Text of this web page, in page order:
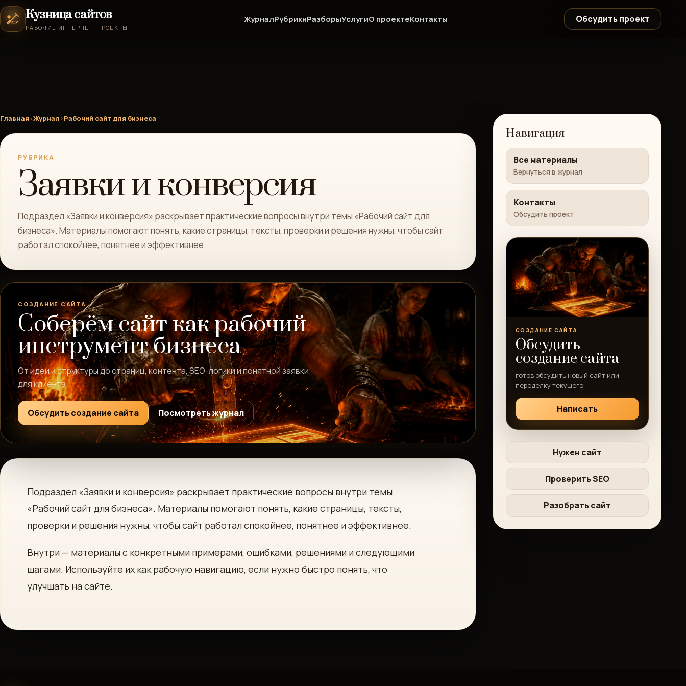
Кузница сайтов
РАБОЧИЕ ИНТЕРНЕТ-ПРОЕКТЫ
ЖурналРубрикиРазборыУслугиО проектеКонтакты Обсудить проект
Главная›Журнал›Рабочий сайт для бизнеса
РУБРИКА
Заявки и конверсия
Подраздел «Заявки и конверсия» раскрывает практические вопросы внутри темы «Рабочий сайт для
бизнеса». Материалы помогают понять, какие страницы, тексты, проверки и решения нужны, чтобы сайт
работал спокойнее, понятнее и эффективнее.
СОЗДАНИЕ САЙТА
Соберём сайт как рабочий
инструмент бизнеса
От идеи и структуры до страниц, контента, SEO-логики и понятной заявки
для клиента.
Обсудить создание сайта Посмотреть журнал
Подраздел «Заявки и конверсия» раскрывает практические вопросы внутри темы
«Рабочий сайт для бизнеса». Материалы помогают понять, какие страницы, тексты,
проверки и решения нужны, чтобы сайт работал спокойнее, понятнее и эффективнее.
Внутри — материалы с конкретными примерами, ошибками, решениями и следующими
шагами. Используйте их как рабочую навигацию, если нужно быстро понять, что
улучшать на сайте.
Навигация
Все материалы
Вернуться в журнал
Контакты
Обсудить проект
СОЗДАНИЕ САЙТА
Обсудить
создание сайта
готов обсудить новый сайт или
переделку текущего
Написать
Нужен сайт
Проверить SEO
Разобрать сайт